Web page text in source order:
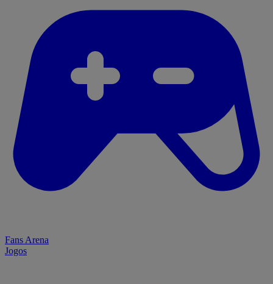
Fans Arena
Jogos